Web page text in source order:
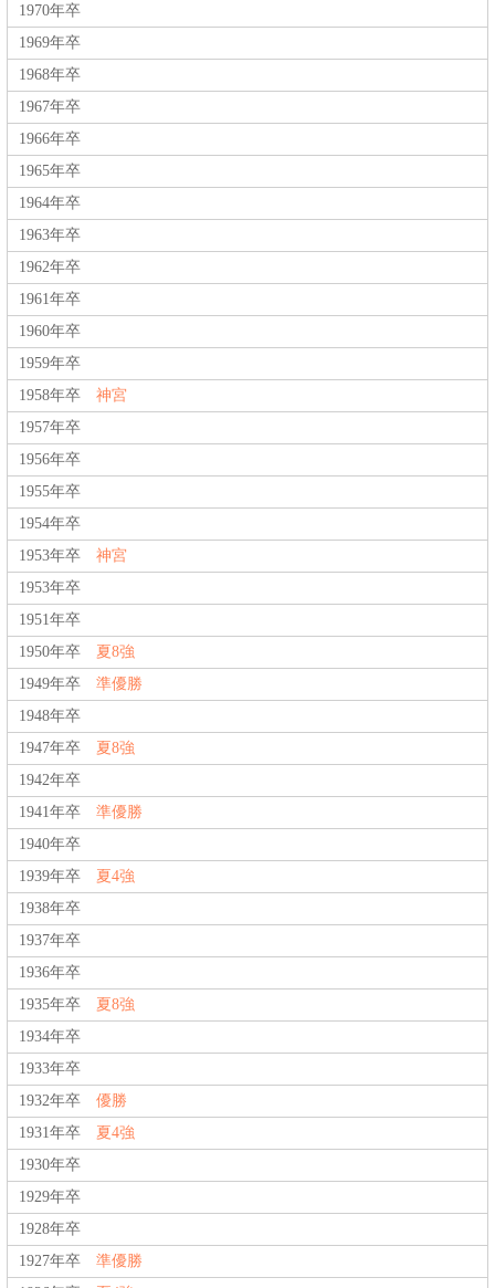
1970年卒
1969年卒
1968年卒
1967年卒
1966年卒
1965年卒
1964年卒
1963年卒
1962年卒
1961年卒
1960年卒
1959年卒
1958年卒 神宮
1957年卒
1956年卒
1955年卒
1954年卒
1953年卒 神宮
1953年卒
1951年卒
1950年卒 夏8強
1949年卒 準優勝
1948年卒
1947年卒 夏8強
1942年卒
1941年卒 準優勝
1940年卒
1939年卒 夏4強
1938年卒
1937年卒
1936年卒
1935年卒 夏8強
1934年卒
1933年卒
1932年卒 優勝
1931年卒 夏4強
1930年卒
1929年卒
1928年卒
1927年卒 準優勝